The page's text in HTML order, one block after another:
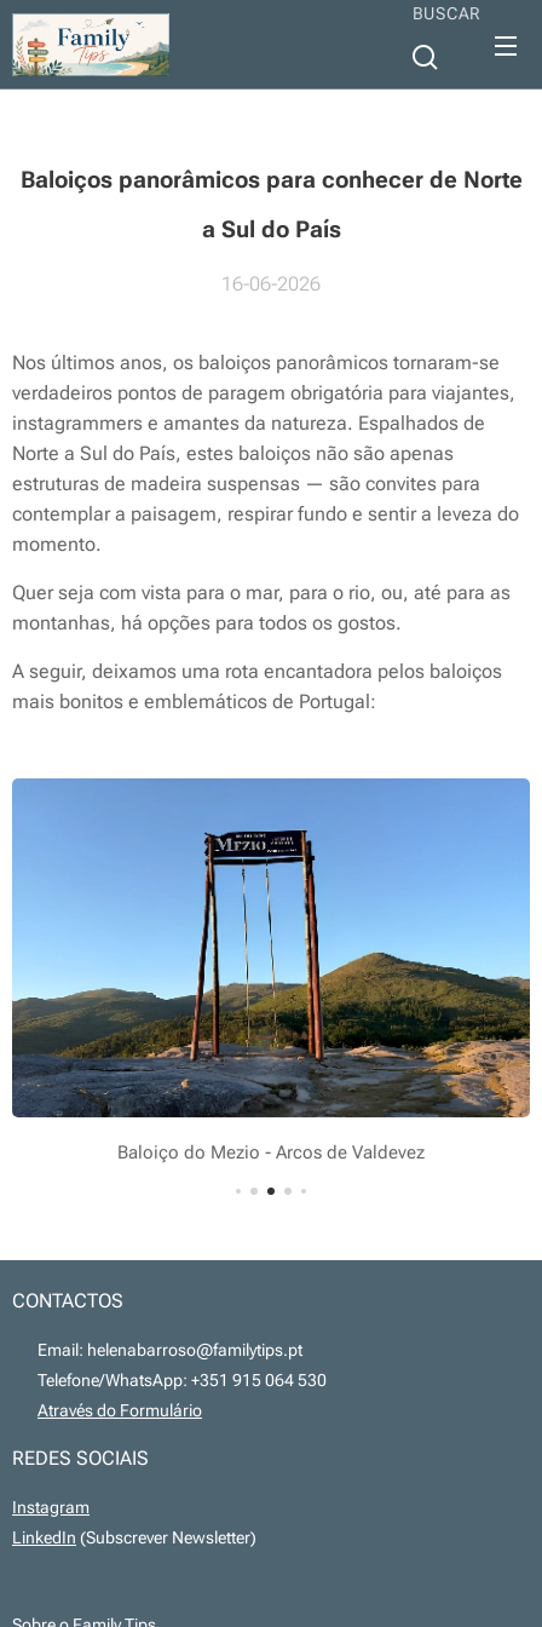
BUSCAR
Baloiços panorâmicos para conhecer de Norte
a Sul do País
16-06-2026
Nos últimos anos, os baloiços panorâmicos tornaram-se
verdadeiros pontos de paragem obrigatória para viajantes,
instagrammers e amantes da natureza. Espalhados de
Norte a Sul do País, estes baloiços não são apenas
estruturas de madeira suspensas — são convites para
contemplar a paisagem, respirar fundo e sentir a leveza do
momento.
Quer seja com vista para o mar, para o rio, ou, até para as
montanhas, há opções para todos os gostos.
A seguir, deixamos uma rota encantadora pelos baloiços
mais bonitos e emblemáticos de Portugal:
Baloiço do Mezio - Arcos de Valdevez
CONTACTOS
📧 Email: helenabarroso@familytips.pt
📞 Telefone/WhatsApp: +351 915 064 530
Através do Formulário
REDES SOCIAIS
Instagram
LinkedIn (Subscrever Newsletter)